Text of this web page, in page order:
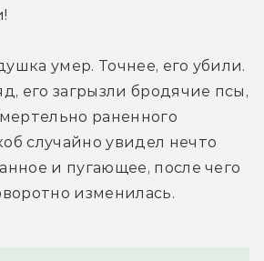
умер. Точнее, его убили.
его загрызли бродячие псы,
раненного
случайно увидел нечто
и пугающее, после чего
изменилась.